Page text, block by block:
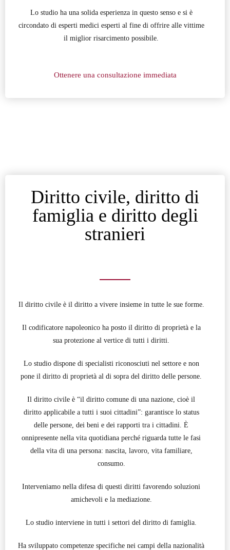
Lo studio ha una solida esperienza in questo senso e si è
circondato di esperti medici esperti al fine di offrire alle vittime
il miglior risarcimento possibile.
Ottenere una consultazione immediata
Diritto civile, diritto di
famiglia e diritto degli
stranieri
Il diritto civile è il diritto a vivere insieme in tutte le sue forme.
Il codificatore napoleonico ha posto il diritto di proprietà e la
sua protezione al vertice di tutti i diritti.
Lo studio dispone di specialisti riconosciuti nel settore e non
pone il diritto di proprietà al di sopra del diritto delle persone.
Il diritto civile è “il diritto comune di una nazione, cioè il
diritto applicabile a tutti i suoi cittadini”: garantisce lo status
delle persone, dei beni e dei rapporti tra i cittadini. È
onnipresente nella vita quotidiana perché riguarda tutte le fasi
della vita di una persona: nascita, lavoro, vita familiare,
consumo.
Interveniamo nella difesa di questi diritti favorendo soluzioni
amichevoli e la mediazione.
Lo studio interviene in tutti i settori del diritto di famiglia.
Ha sviluppato competenze specifiche nei campi della nazionalità